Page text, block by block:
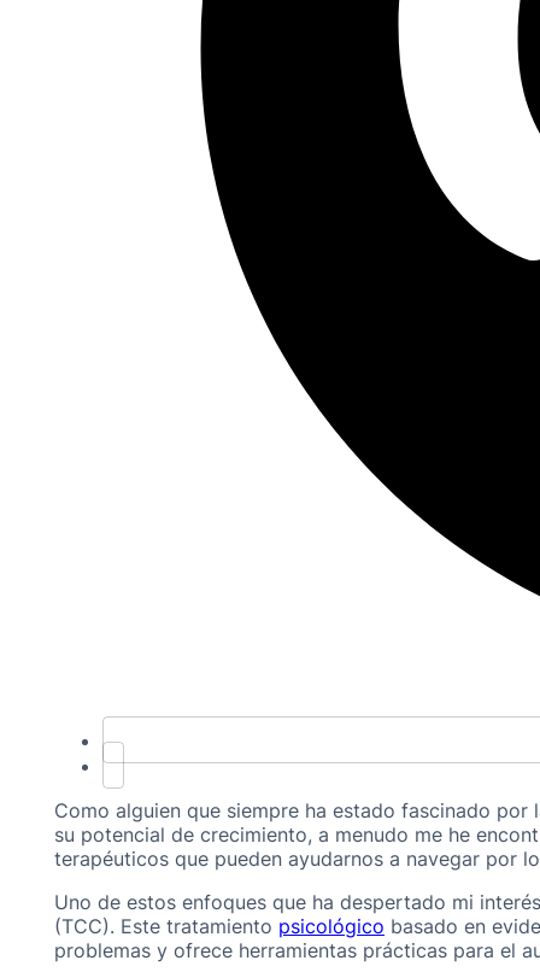
Como alguien que siempre ha estado fascinado por
su potencial de crecimiento, a menudo me he
terapéuticos que pueden ayudarnos a navegar por
Uno de estos enfoques que ha despertado mi
(TCC). Este tratamiento psicológico basado en
problemas y ofrece herramientas prácticas para el